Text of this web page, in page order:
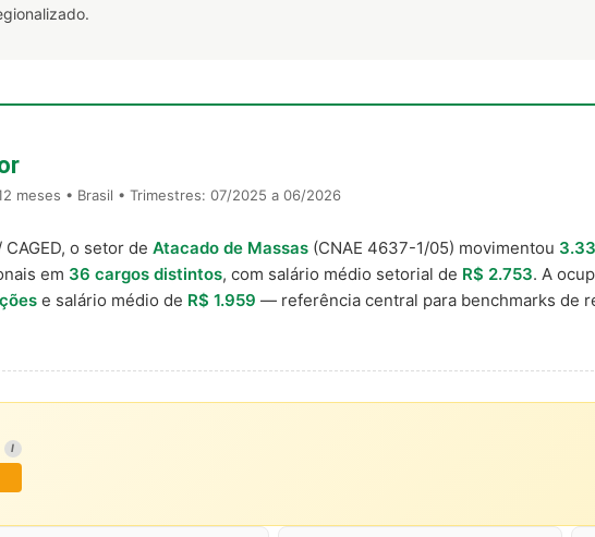
meses • Brasil • Trimestres: 07/2025 a 06/2026
o setor de Atacado de Massas (CNAE 4637-1/05) movimentou
em 36 cargos distintos, com salário médio setorial de R$ 2.753. A
e salário médio de R$ 1.959 — referência central para benchmarks de
I